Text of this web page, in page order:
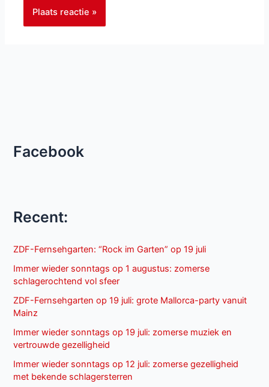
Facebook
Recent:
ZDF-Fernsehgarten: “Rock im Garten” op 19 juli
Immer wieder sonntags op 1 augustus: zomerse
schlagerochtend vol sfeer
ZDF-Fernsehgarten op 19 juli: grote Mallorca-party vanuit
Mainz
Immer wieder sonntags op 19 juli: zomerse muziek en
vertrouwde gezelligheid
Immer wieder sonntags op 12 juli: zomerse gezelligheid
met bekende schlagersterren